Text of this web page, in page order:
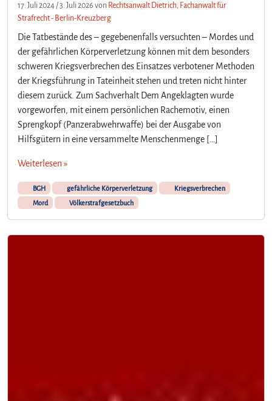
17. Juli 2024 /3. Juli 2026 von Rechtsanwalt Dietrich, Fachanwalt für
Strafrecht - Berlin-Kreuzberg
Die Tatbestände des – gegebenenfalls versuchten – Mordes und
der gefährlichen Körperverletzung können mit dem besonders
schweren Kriegsverbrechen des Einsatzes verbotener Methoden
der Kriegsführung in Tateinheit stehen und treten nicht hinter
diesem zurück. Zum Sachverhalt Dem Angeklagten wurde
vorgeworfen, mit einem persönlichen Rachemotiv, einen
Sprengkopf (Panzerabwehrwaffe) bei der Ausgabe von
Hilfsgütern in eine versammelte Menschenmenge […]
Weiterlesen »
BGH gefährliche Körperverletzung
Kriegsverbrechen
Mord
Völkerstrafgesetzbuch